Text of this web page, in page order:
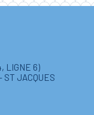
LIGNE 6)
ST JACQUES